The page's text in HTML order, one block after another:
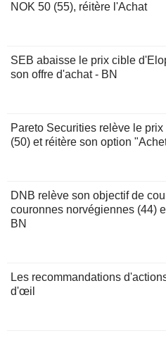
NOK 50 (55), réitère l'Achat
SEB abaisse le prix cible
son offre d'achat - BN
Pareto Securities relève le
(50) et réitère son option
DNB relève son objectif de
couronnes norvégiennes (44)
BN
Les recommandations
d'œil